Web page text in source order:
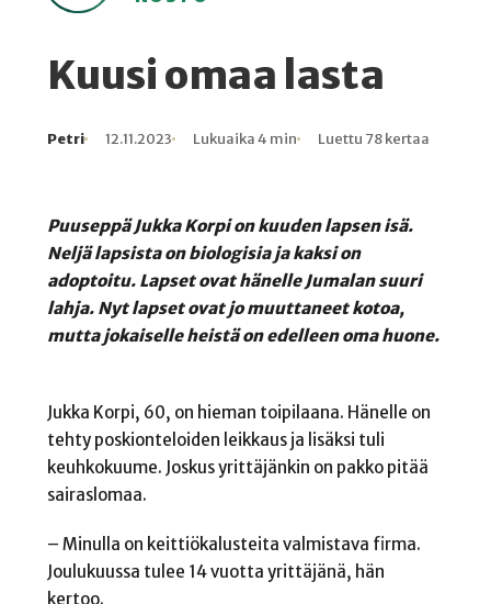
Kuusi omaa lasta
Kirjoittaja
Petri
Julkaistu12.11.2023
Lukuaika Lukuaika 4 min
Lukukertoja Luettu 78 kertaa
Puuseppä Jukka Korpi on kuuden lapsen isä.
Neljä lapsista on biologisia ja kaksi on
adoptoitu. Lapset ovat hänelle Jumalan suuri
lahja. Nyt lapset ovat jo muuttaneet kotoa,
mutta jokaiselle heistä on edelleen oma huone.
Jukka Korpi, 60, on hieman toipilaana. Hänelle on
tehty poskionteloiden leikkaus ja lisäksi tuli
keuhkokuume. Joskus yrittäjänkin on pakko pitää
sairaslomaa.
– Minulla on keittiökalusteita valmistava firma.
Joulukuussa tulee 14 vuotta yrittäjänä, hän
kertoo.